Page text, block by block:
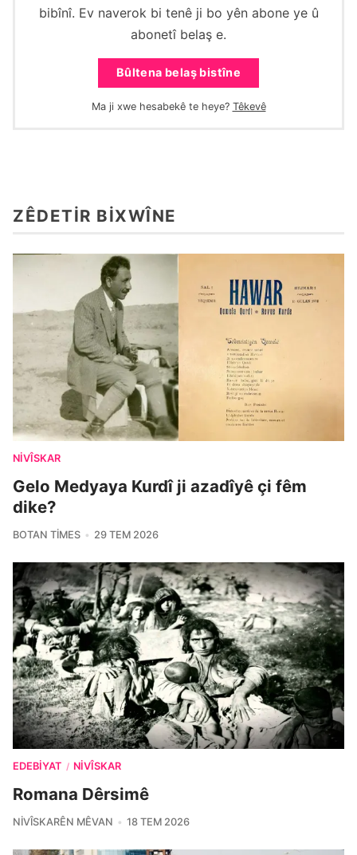
bibînî. Ev naverok bi tenê ji bo yên abone ye û
abonetî belaş e.
Bûltena belaş bistîne
Ma ji xwe hesabekê te heye? Têkevê
ZÊDETIR BIXWÎNE
NIVÎSKAR
Gelo Medyaya Kurdî ji azadîyê çi fêm
dike?
BOTAN TIMES 29 TEM 2026
EDEBIYAT / NIVÎSKAR
Romana Dêrsimê
NIVÎSKARÊN MÊVAN 18 TEM 2026